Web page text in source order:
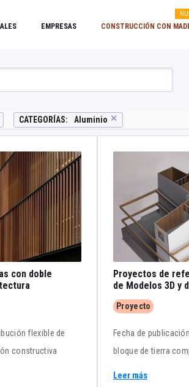
EMPRESAS CONSTRUCCIÓN CON
CATEGORÍAS: Aluminio ✕
flexible de
constructiva
Proyectos de
de Modelos 3D y
y editables
Proyecto
Fecha de
bloque de tierra
Leer más